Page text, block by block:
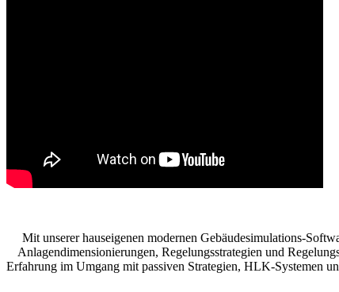
Mit unserer hauseigenen modernen Gebäudesimulations-
Anlagendimensionierungen, Regelungsstrategien und
Erfahrung im Umgang mit passiven Strategien, HLK-Systemen